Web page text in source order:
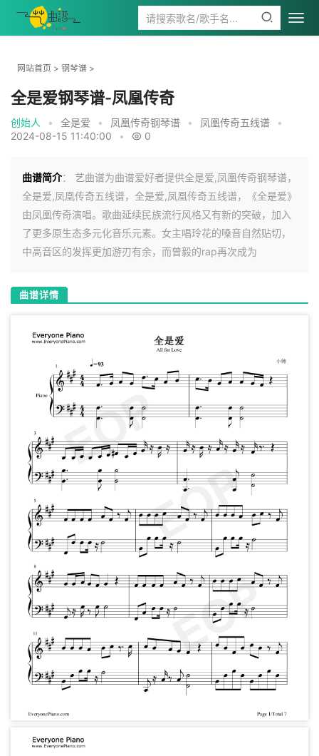
网站首页 > 钢琴谱 >
全是爱钢琴谱-凤凰传奇
创始人 • 全是爱 • 凤凰传奇钢琴谱 • 凤凰传奇五线谱
•
2024-08-15 11:40:00
• 0
曲谱简介： 艺曲谱为曲谱爱好者提供全是爱,凤凰传奇钢琴谱，
全是爱,凤凰传奇五线谱，全是爱,凤凰传奇五线谱，《全是爱》
由凤凰传奇演唱。歌曲延续民族流行风格又有新的突破，加入
了更多原生态多元化音乐元素。女主唱玲花的嗓音自然贴切，
中高音区的发挥更加游刃有余，而曾毅的rap再次成为
曲谱详情